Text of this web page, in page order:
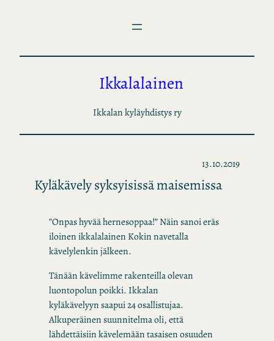
Ikkalalainen
Ikkalan kyläyhdistys ry
13.10.2019
Kyläkävely syksyisissä maisemissa
”Onpas hyvää hernesoppaa!” Näin sanoi eräs
iloinen ikkalalainen Kokin navetalla
kävelylenkin jälkeen.
Tänään kävelimme rakenteilla olevan
luontopolun poikki. Ikkalan
kyläkävelyyn saapui 24 osallistujaa.
Alkuperäinen suunnitelma oli, että
lähdettäisiin kävelemään tasaisen osuuden